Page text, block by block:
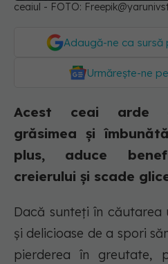
ceaiul - FOTO:
Adaugă-ne ca
Urmărește-ne
Acest ceai arde
grăsimea și
plus, aduce
creierului și scade
Dacă sunteți în căutarea
și delicioase de a spori
pierderea în greutate,